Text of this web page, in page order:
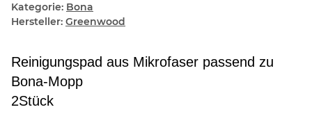
Kategorie: Bona
Hersteller: Greenwood
Reinigungspad aus Mikrofaser passend zu
Bona-Mopp
2Stück